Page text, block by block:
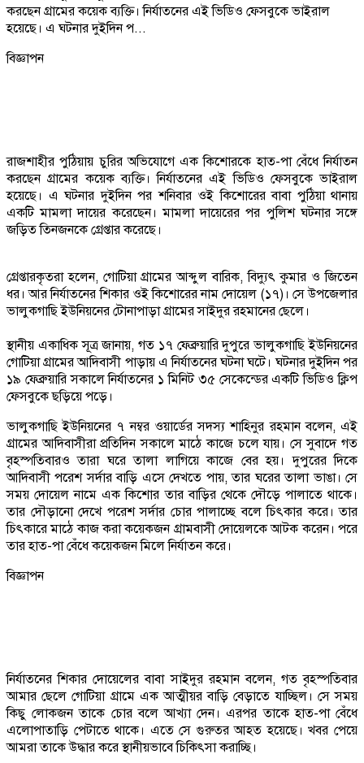
করছেন গ্রামের কয়েক ব্যক্তি। নির্যাতনের এই ভিডিও ফেসবুকে ভাইরাল
হয়েছে। এ ঘটনার দুইদিন প...
বিজ্ঞাপন
রাজশাহীর পুঠিয়ায় চুরির অভিযোগে এক কিশোরকে হাত-পা বেঁধে নির্যাতন
করছেন গ্রামের কয়েক ব্যক্তি। নির্যাতনের এই ভিডিও ফেসবুকে ভাইরাল
হয়েছে। এ ঘটনার দুইদিন পর শনিবার ওই কিশোরের বাবা পুঠিয়া থানায়
একটি মামলা দায়ের করেছেন। মামলা দায়েরের পর পুলিশ ঘটনার সঙ্গে
জড়িত তিনজনকে গ্রেপ্তার করেছে।
গ্রেপ্তারকৃতরা হলেন, গোটিয়া গ্রামের আব্দুল বারিক, বিদ্যুৎ কুমার ও জিতেন
ধর। আর নির্যাতনের শিকার ওই কিশোরের নাম দোয়েল (১৭)। সে উপজেলার
ভালুকগাছি ইউনিয়নের টোনাপাড়া গ্রামের সাইদুর রহমানের ছেলে।
স্থানীয় একাধিক সূত্র জানায়, গত ১৭ ফেব্রুয়ারি দুপুরে ভালুকগাছি ইউনিয়নের
গোটিয়া গ্রামের আদিবাসী পাড়ায় এ নির্যাতনের ঘটনা ঘটে। ঘটনার দুইদিন পর
১৯ ফেব্রুয়ারি সকালে নির্যাতনের ১ মিনিট ৩৫ সেকেন্ডের একটি ভিডিও ক্লিপ
ফেসবুকে ছড়িয়ে পড়ে।
ভালুকগাছি ইউনিয়নের ৭ নম্বর ওয়ার্ডের সদস্য শাহিনুর রহমান বলেন, এই
গ্রামের আদিবাসীরা প্রতিদিন সকালে মাঠে কাজে চলে যায়। সে সুবাদে গত
বৃহস্পতিবারও তারা ঘরে তালা লাগিয়ে কাজে বের হয়। দুপুরের দিকে
আদিবাসী পরেশ সর্দার বাড়ি এসে দেখতে পায়, তার ঘরের তালা ভাঙা। সে
সময় দোয়েল নামে এক কিশোর তার বাড়ির থেকে দৌড়ে পালাতে থাকে।
তার দৌড়ানো দেখে পরেশ সর্দার চোর পালাচ্ছে বলে চিৎকার করে। তার
চিৎকারে মাঠে কাজ করা কয়েকজন গ্রামবাসী দোয়েলকে আটক করেন। পরে
তার হাত-পা বেঁধে কয়েকজন মিলে নির্যাতন করে।
বিজ্ঞাপন
নির্যাতনের শিকার দোয়েলের বাবা সাইদুর রহমান বলেন, গত বৃহস্পতিবার
আমার ছেলে গোটিয়া গ্রামে এক আত্মীয়র বাড়ি বেড়াতে যাচ্ছিল। সে সময়
কিছু লোকজন তাকে চোর বলে আখ্যা দেন। এরপর তাকে হাত-পা বেঁধে
এলোপাতাড়ি পেটাতে থাকে। এতে সে গুরুতর আহত হয়েছে। খবর পেয়ে
আমরা তাকে উদ্ধার করে স্থানীয়ভাবে চিকিৎসা করাচ্ছি।